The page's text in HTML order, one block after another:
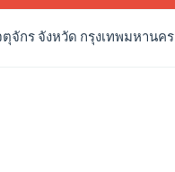
จักร จังหวัด กรุงเทพมหานคร